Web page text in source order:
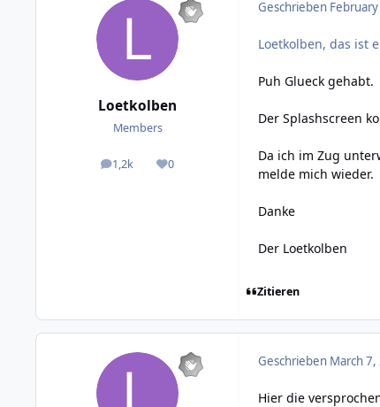
Loetkolben
Members
1,2k
posts 0
Reputation
Geschrieben
Loetkolben, das ist
Puh Glueck gehabt.
Der Splashscreen
Da ich im Zug
melde mich wieder.
Danke
Der Loetkolben
Zitieren
Geschrieben March
Hier die